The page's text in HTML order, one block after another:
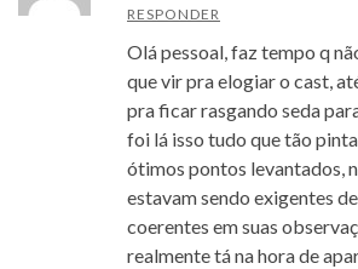
RESPONDER
Olá pessoal, faz tempo q
que vir pra elogiar o cast,
pra ficar rasgando seda
foi lá isso tudo que tão
ótimos pontos levantados,
estavam sendo exigentes
coerentes em suas
realmente tá na hora de